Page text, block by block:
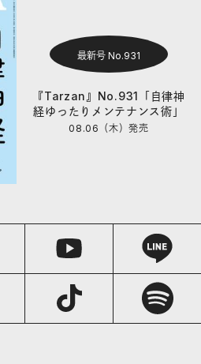
最新号 No.931
『Tarzan』No.931「自律神
経ゆったりメンテナンス術」
08.06（木）発売